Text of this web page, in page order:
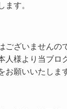
ます。
ございませんの
人様より当ブロ
お願いいたしま